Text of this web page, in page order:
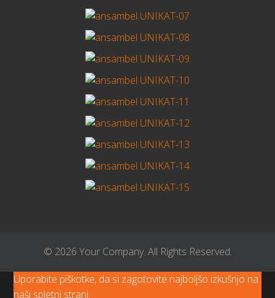
© 2026 Your Company. All Rights Reserved.
Uporabite piškotke, da si zagotovite najboljšo izkušnjo na
naši spletni strani.